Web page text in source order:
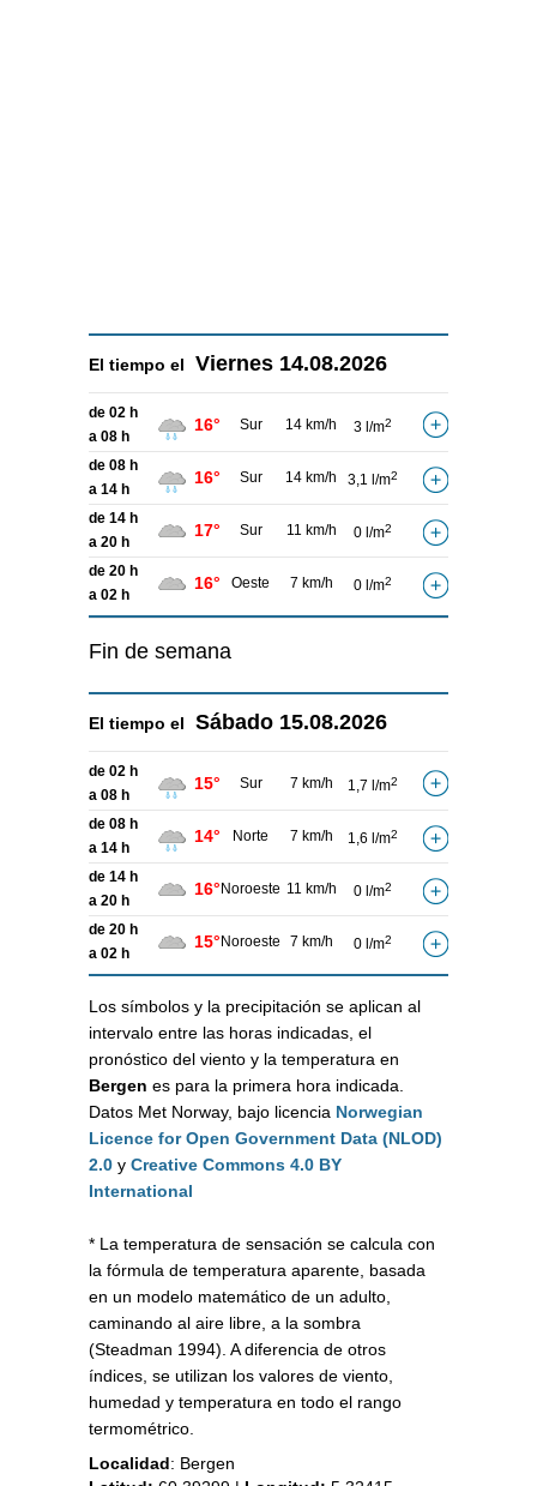
El tiempo el Viernes 14.08.2026
de 02 h
a 08 h
16° Sur 14 km/h 3 l/m2
de 08 h
a 14 h
16° Sur 14 km/h 3,1 l/m2
de 14 h
a 20 h
17° Sur 11 km/h 0 l/m2
de 20 h
a 02 h
16° Oeste 7 km/h 0 l/m2
Fin de semana
El tiempo el Sábado 15.08.2026
de 02 h
a 08 h
15° Sur 7 km/h 1,7 l/m2
de 08 h
a 14 h
14° Norte 7 km/h 1,6 l/m2
de 14 h
a 20 h
16° Noroeste 11 km/h 0 l/m2
de 20 h
a 02 h
15° Noroeste 7 km/h 0 l/m2
Los símbolos y la precipitación se aplican al
intervalo entre las horas indicadas, el
pronóstico del viento y la temperatura en
Bergen es para la primera hora indicada.
Datos Met Norway, bajo licencia Norwegian
Licence for Open Government Data (NLOD)
2.0 y Creative Commons 4.0 BY
International
* La temperatura de sensación se calcula con
la fórmula de temperatura aparente, basada
en un modelo matemático de un adulto,
caminando al aire libre, a la sombra
(Steadman 1994). A diferencia de otros
índices, se utilizan los valores de viento,
humedad y temperatura en todo el rango
termométrico.
Localidad: Bergen